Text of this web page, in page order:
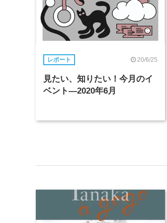
レポート 20/6/25
見たい、知りたい！今月のイ
ベント―2020年6月